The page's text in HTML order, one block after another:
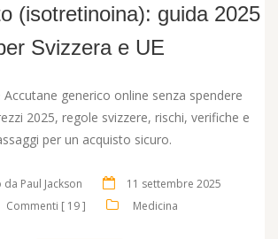
(isotretinoina): guida 2025
Svizzera e UE
generico online senza spendere
2025, regole svizzere, rischi, verifiche e
per un acquisto sicuro.
Paul Jackson
11 settembre 2025
Commenti [ 19 ]
Medicina